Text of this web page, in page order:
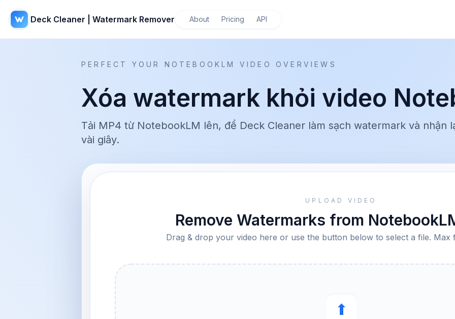
Deck Cleaner | Watermark Remover About Pricing API
PERFECT YOUR NOTEBOOKLM VIDEO OVERVIEWS
Xóa watermark khỏi video
Tải MP4 từ NotebookLM lên, để Deck Cleaner làm sạch watermark và nhận
vài giây.
UPLOAD VIDEO
Remove Watermarks from
Drag & drop your video here or use the button below to select a file. Max
⬆︎